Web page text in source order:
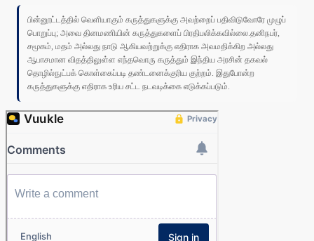
பின்னூட்டத்தில் வெளியாகும் கருத்துகளுக்கு அவற்றைப் பதிவிடுவோரே முழுப்
பொறுப்பு; அவை தினமணியின் கருத்துகளைப் பிரதிபலிக்கவில்லை.தனிநபர்,
சமூகம், மதம் அல்லது நாடு ஆகியவற்றுக்கு எதிராக அவமதிக்கிற அல்லது
ஆபாசமான விதத்திலுள்ள எந்தவொரு கருத்தும் இந்திய அரசின் தகவல்
தொழில்நுட்பக் கொள்கைப்படி தண்டனைக்குரிய குற்றம். இதுபோன்ற
கருத்துகளுக்கு எதிராக உரிய சட்ட நடவடிக்கை எடுக்கப்படும்.